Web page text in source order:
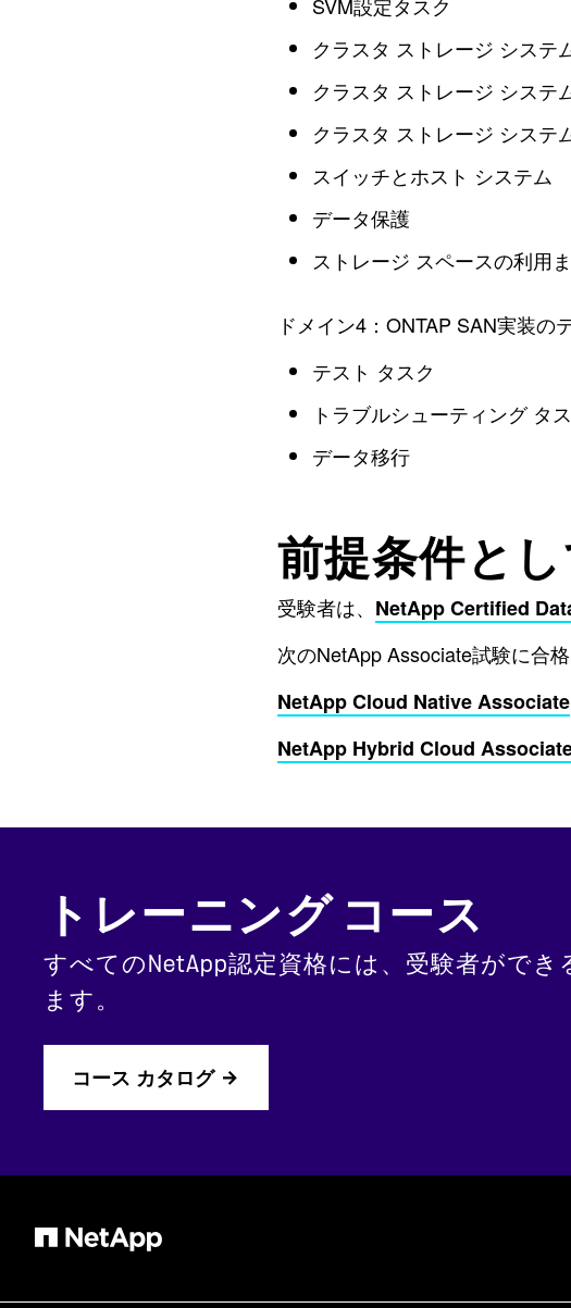
クラスタ ストレージ システ
クラスタ ストレージ システ
クラスタ ストレージ システ
スイッチとホスト システム
データ保護
ストレージ スペースの利用
ドメイン4：ONTAP SAN実装
テスト タスク
トラブルシューティング タ
データ移行
前提条件と
受験者は、 NetApp Certified
次のNetApp Associate試験に合
NetApp Cloud Native Associate
NetApp Hybrid Cloud
トレーニング コース
すべてのNetApp認定資格には、受験者がで
ます。
コース カタログ